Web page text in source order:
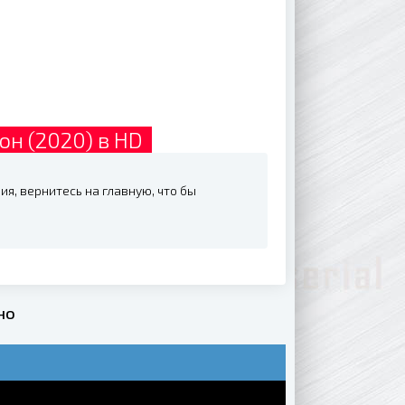
(2020) в HD
вернитесь на главную, что бы